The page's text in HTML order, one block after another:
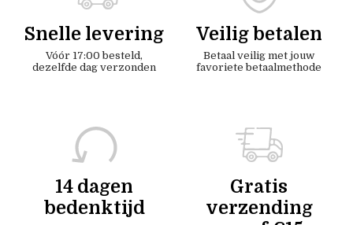
Snelle levering
Vóór 17:00 besteld,
dezelfde dag verzonden
Veilig betalen
Betaal veilig met jouw
favoriete betaalmethode
14 dagen
bedenktijd
Gratis
verzending